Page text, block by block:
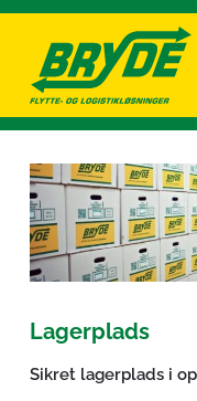
Skip
content
Lagerplads
Sikret lagerplads i